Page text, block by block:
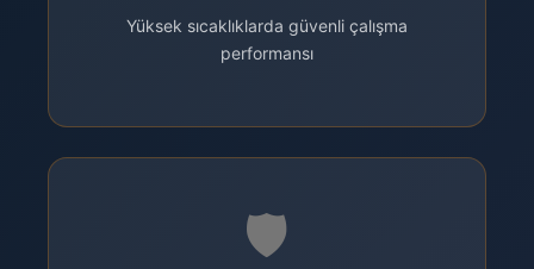
Yüksek sıcaklıklarda güvenli çalışma
performansı
🛡️